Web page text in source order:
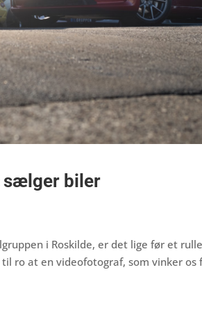
sælger biler
i Roskilde, er det lige før et
ro at en videofotograf, som vinker os